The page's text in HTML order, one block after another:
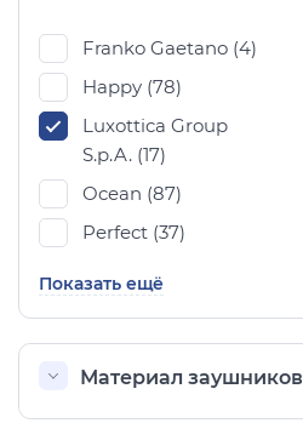
Franko Gaetano (4)
Happy (78)
Luxottica Group
S.p.A. (17)
Ocean (87)
Perfect (37)
Показать ещё
Материал заушников